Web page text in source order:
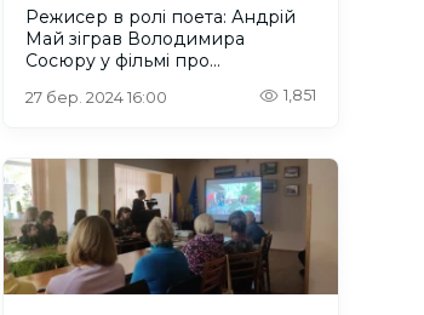
Режисер в ролі поета: Андрій
Май зіграв Володимира
Сосюру у фільмі про
27 бер. 2024 16:00 1,851